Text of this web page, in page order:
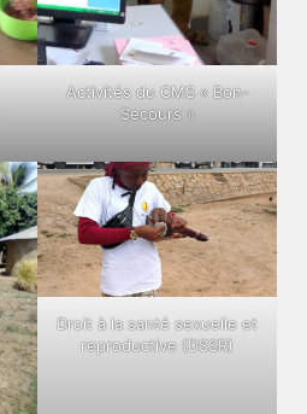
Activités du CMS « Bon-
Secours »
Droit à la santé sexuelle et
reproductive (DSSR)